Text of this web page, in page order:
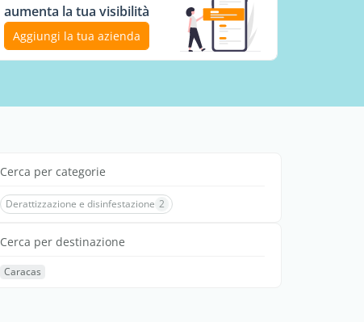
aumenta la tua visibilità
Aggiungi la tua azienda
Cerca per categorie
Derattizzazione e disinfestazione 2
Cerca per destinazione
Caracas